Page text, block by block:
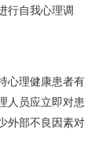
行自我心理调
心理健康患者有
人员应立即对患
外部不良因素对